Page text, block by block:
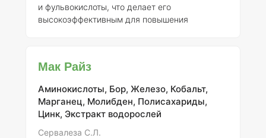
и фульвокислоты, что делает его
высокоэффективным для повышения
повышает фотосинтетическую активность.
содержание хлорофилла и усиливает
клеточную проницаемость, что способствует
более эффективному усвоению питательных
веществ. Фосфор, содержащийся в
Мак Райз
Аминокислоты, Бор, Железо, Кобальт,
Марганец, Молибден, Полисахариды,
Цинк, Экстракт водорослей
Сервалеза С.Л.